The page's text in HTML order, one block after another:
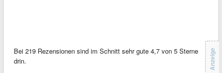
Bei 219 Rezensionen sind im Schnitt sehr gute 4,7 von 5 Sterne
drin.
Anzeige